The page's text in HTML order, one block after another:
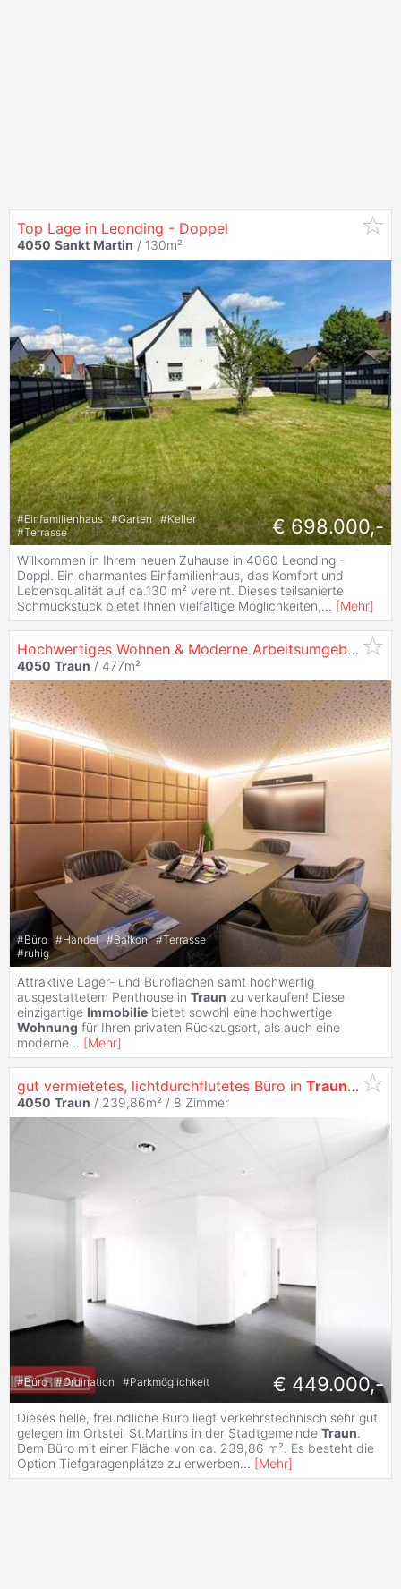
Top Lage in Leonding - Doppel
4050 Sankt Martin / 130m²
#Einfamilienhaus #Garten #Keller
#Terrasse € 698.000,-
Willkommen in Ihrem neuen Zuhause in 4060 Leonding -
Doppl. Ein charmantes Einfamilienhaus, das Komfort und
Lebensqualität auf ca.130 m² vereint. Dieses teilsanierte
Schmuckstück bietet Ihnen vielfältige Möglichkeiten,... [Mehr]
Hochwertiges Wohnen & Moderne Arbeitsumgebung - Exklusives Wohn- und Geschäftshaus in
4050 Traun / 477m²
#Büro #Handel #Balkon #Terrasse
#ruhig
Attraktive Lager- und Büroflächen samt hochwertig
ausgestattetem Penthouse in Traun zu verkaufen! Diese
einzigartige Immobilie bietet sowohl eine hochwertige
Wohnung für Ihren privaten Rückzugsort, als auch eine
moderne... [Mehr]
gut vermietetes, lichtdurchflutetes Büro in Traunmit der
4050 Traun / 239,86m² / 8 Zimmer
#Büro #Ordination #Parkmöglichkeit € 449.000,-
Dieses helle, freundliche Büro liegt verkehrstechnisch sehr gut
gelegen im Ortsteil St.Martins in der Stadtgemeinde Traun.
Dem Büro mit einer Fläche von ca. 239,86 m². Es besteht die
Option Tiefgaragenplätze zu erwerben... [Mehr]